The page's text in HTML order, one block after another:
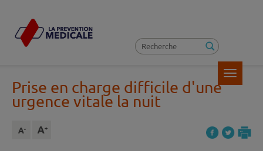
Toggle
Prise en charge difficile d'une
urgence vitale la nuit